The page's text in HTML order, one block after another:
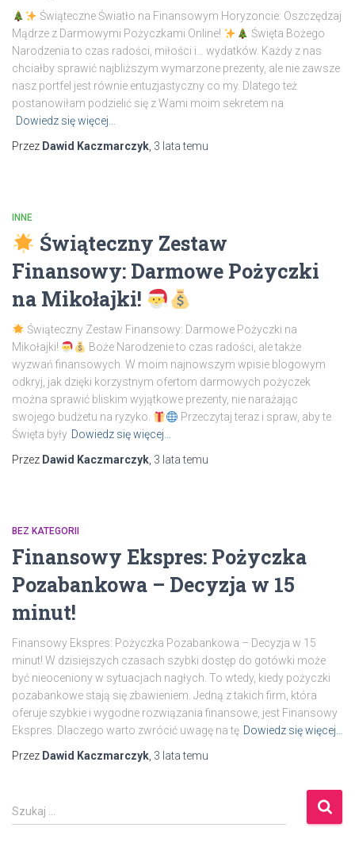
Świąteczne Światło na Finansowym Horyzoncie: Oszczędzaj
Mądrze z Darmowymi Pożyczkami Online!
Święta Bożego
Narodzenia to czas radości, miłości i… wydatków. Każdy z nas
chciałby sprawić najbliższym wymarzone prezenty, ale nie zawsze
nasz portfel jest równie entuzjastyczny co my. Dlatego też
postanowiłam podzielić się z Wami moim sekretem na
Dowiedz się więcej…
Przez Dawid Kaczmarczyk, 3 latatemu
INNE
Świąteczny Zestaw
Finansowy: Darmowe Pożyczki
na Mikołajki!
Świąteczny Zestaw Finansowy: Darmowe Pożyczki na
Mikołajki!
Boże Narodzenie to czas radości, ale także
wyzwań finansowych. W moim najnowszym wpisie blogowym
odkryj, jak dzięki korzystnym ofertom darmowych pożyczek
można sprawić bliskim wyjątkowe prezenty, nie narażając
swojego budżetu na ryzyko.
Przeczytaj teraz i spraw, aby te
Święta były Dowiedz się więcej…
Przez Dawid Kaczmarczyk, 3 latatemu
BEZ KATEGORII
Finansowy Ekspres: Pożyczka
Pozabankowa – Decyzja w 15
minut!
Finansowy Ekspres: Pożyczka Pozabankowa – Decyzja w 15
minut! W dzisiejszych czasach szybki dostęp do gotówki może
być nieoceniony w sytuacjach nagłych. To wtedy, kiedy pożyczki
pozabankowe stają się zbawieniem. Jedną z takich firm, która
oferuje szybkie i wygodne rozwiązania finansowe, jest Finansowy
Ekspres. Dlaczego warto zwrócić uwagę na tę Dowiedz się więcej…
Przez Dawid Kaczmarczyk, 3 latatemu
S
z
Szukaj …